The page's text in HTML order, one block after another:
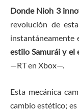
Donde Nioh 3
revolución de
instantáneamente
estilo Samurái y el
—RT en Xbox—.
Esta mecánica
cambio estético;